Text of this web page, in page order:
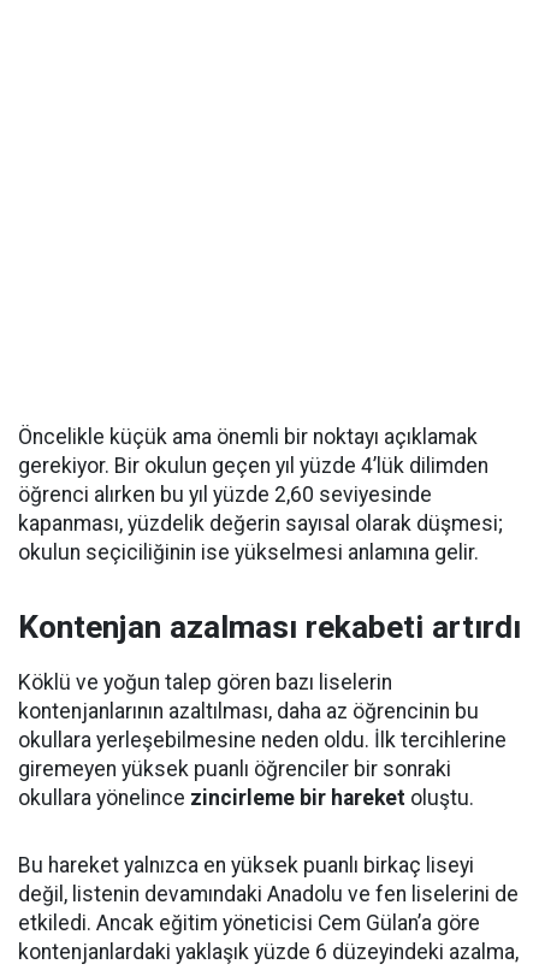
Öncelikle küçük ama önemli bir noktayı açıklamak
gerekiyor. Bir okulun geçen yıl yüzde 4’lük dilimden
öğrenci alırken bu yıl yüzde 2,60 seviyesinde
kapanması, yüzdelik değerin sayısal olarak düşmesi;
okulun seçiciliğinin ise yükselmesi anlamına gelir.
Kontenjan azalması rekabeti artırdı
Köklü ve yoğun talep gören bazı liselerin
kontenjanlarının azaltılması, daha az öğrencinin bu
okullara yerleşebilmesine neden oldu. İlk tercihlerine
giremeyen yüksek puanlı öğrenciler bir sonraki
okullara yönelince zincirleme bir hareket oluştu.
Bu hareket yalnızca en yüksek puanlı birkaç liseyi
değil, listenin devamındaki Anadolu ve fen liselerini de
etkiledi. Ancak eğitim yöneticisi Cem Gülan’a göre
kontenjanlardaki yaklaşık yüzde 6 düzeyindeki azalma,